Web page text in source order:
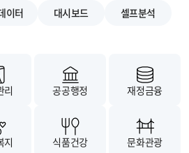
이터 대시보드 셀프분석
리 공공행정 재정금융
지 식품건강 문화관광